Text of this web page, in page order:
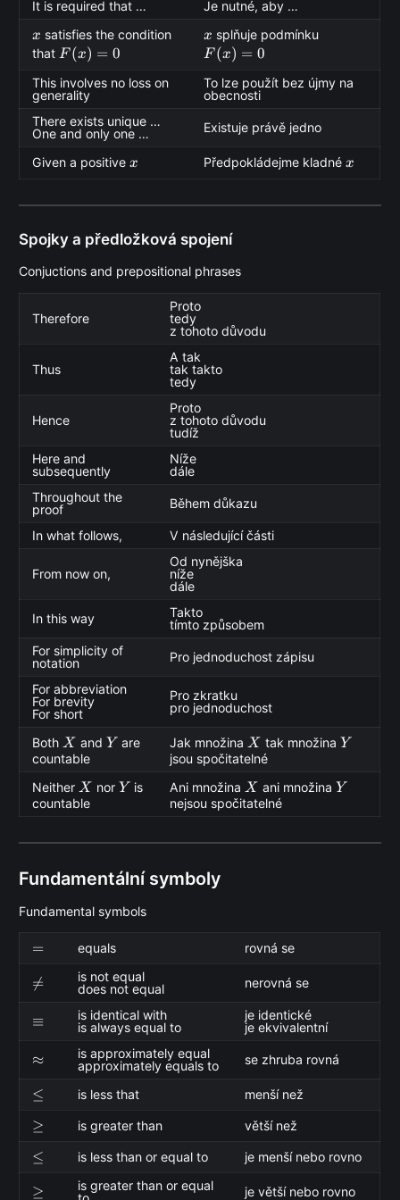
It is required that … Je nutné, aby …
x
x satisfies the condition
that F(x)
F (x) = 0
x
x splňuje podmínku
F (x) = 0
This involves no loss on
generality
To lze použít bez újmy na
obecnosti
There exists unique …
One and only one …
Existuje právě jedno
Given a positivex
x Předpokládejme kladnéx
x
Spojky a předložková spojení
Conjuctions and prepositional phrases
Therefore
Proto
tedy
z tohoto důvodu
Thus
A tak
tak takto
tedy
Hence
Proto
z tohoto důvodu
tudíž
Here and
subsequently
Níže
dále
Throughout the
proof
Během důkazu
In what follows, V následující části
From now on,
Od nynějška
níže
dále
In this way
Takto
tímto způsobem
For simplicity of
notation
Pro jednoduchost zápisu
For abbreviation
For brevity
For short
Pro zkratku
pro jednoduchost
Both X
X and Y
Y are
countable
Jak množina X
X tak množina Y
Y
jsou spočitatelné
Neither X
X nor Y
Y is
countable
Ani množina X
X ani množina Y
Y
nejsou spočitatelné
Fundamentální symboly
Fundamental symbols
=
= equals rovná se
\neq

=
is not equal
does not equal
nerovná se
\equiv
≡
is identical with
is always equal to
je identické
je ekvivalentní
\approx
≈
is approximately equal
approximately equals to
se zhruba rovná
\le
≤ is less that menší než
\ge
≥ is greater than větší než
\leq
≤ is less than or equal to je menší nebo rovno
\geq
≥
is greater than or equal
je větší nebo rovno